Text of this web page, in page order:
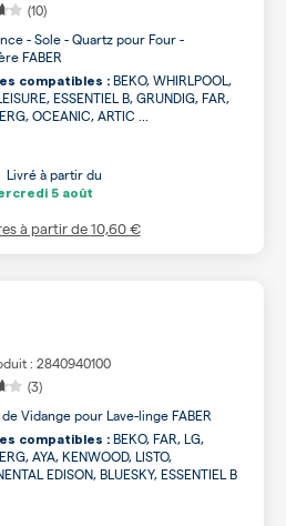
(10)
- Sole - Quartz pour Four -
FABER
compatibles : BEKO, WHIRLPOOL,
ESSENTIEL B, GRUNDIG, FAR,
OCEANIC, ARTIC ...
Livré à partir du
5 août
à partir de10,60 €
: 2840940100
(3)
Vidange pour Lave-linge FABER
compatibles : BEKO, FAR, LG,
AYA, KENWOOD, LISTO,
EDISON, BLUESKY, ESSENTIEL B